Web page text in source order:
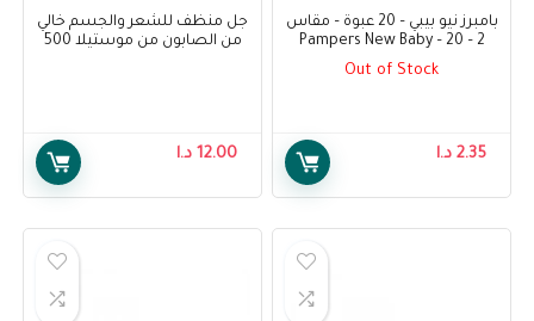
بامبرز نيو بيبي – 20 عبوة – مقاس
2 – Pampers New Baby – 20
Pack – Size 2
Out of Stock
2.35 د.ا
جل منظف للشعر والجسم خالي
من الصابون من موستيلا 500
12.00 د.ا